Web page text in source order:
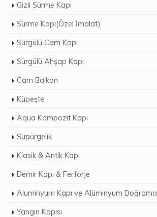
Gizli Sürme Kapı
Sürme Kapı(Özel İmalat)
Sürgülü Cam Kapı
Sürgülü Ahşap Kapı
Cam Balkon
Küpeşte
Aqua Kompozit Kapı
Süpürgelik
Klasik & Antik Kapı
Demir Kapı & Ferforje
Aluminyum Kapı ve Alüminyum Doğrama
Yangın Kapısı